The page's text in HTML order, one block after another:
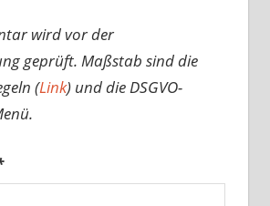
wird vor der
geprüft. Maßstab sind die
(Link) und die DSGVO-